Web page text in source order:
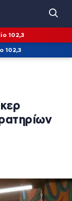
102,3
102,3